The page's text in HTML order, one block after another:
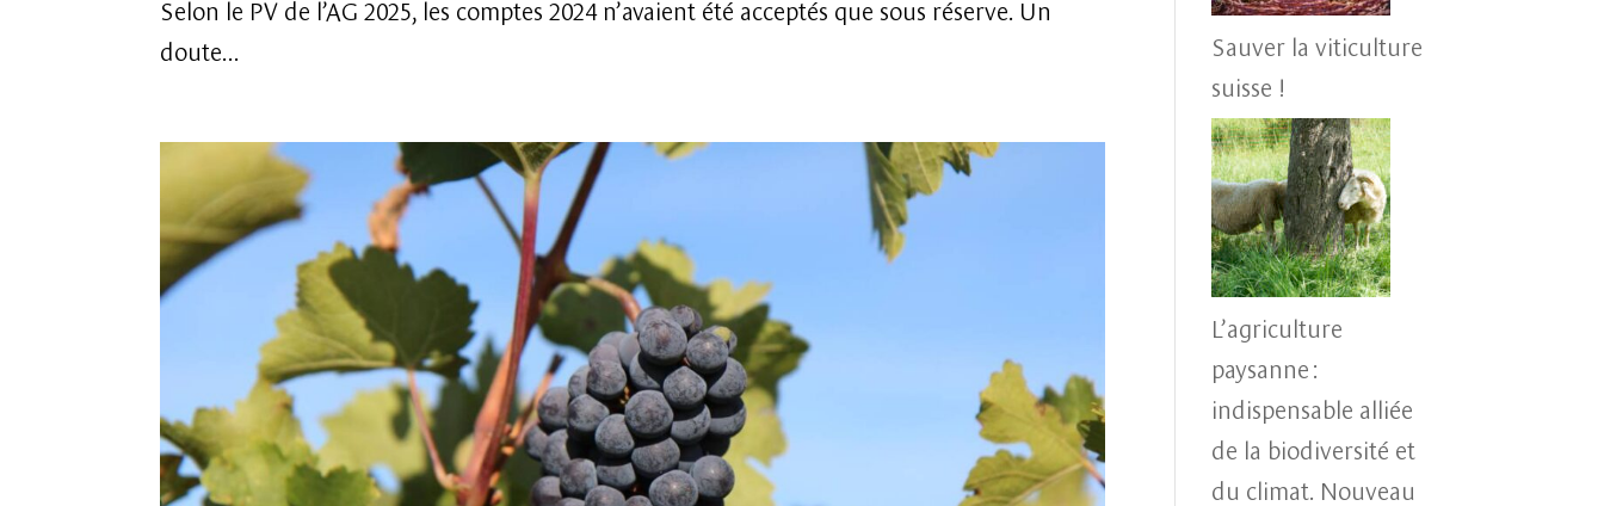
Selon le PV de l’AG 2025, les comptes 2024 n’avaient été acceptés que sous réserve. Un
doute...
Sauver la viticulture
suisse !
L’agriculture
paysanne :
indispensable alliée
de la biodiversité et
du climat. Nouveau